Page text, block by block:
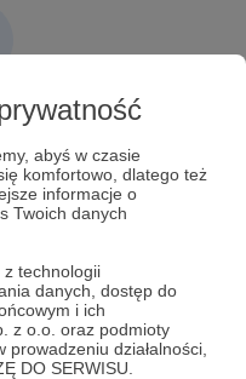
abyś w czasie
komfortowo, dlatego też
informacje o
Twoich danych
technologii
danych, dostęp do
i ich
z o.o. oraz podmioty
działalności,
DO SERWISU.
dla Patronów
być zalogowany